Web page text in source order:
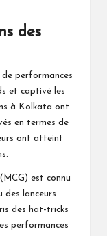
des
performances
et captivé les
à Kolkata ont
en termes de
ont atteint
est connu
des lanceurs
des hat-tricks
performances